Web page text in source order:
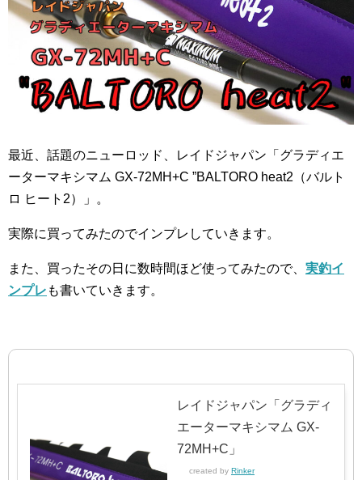
最近、話題のニューロッド、レイドジャパン「グラディエ
ーターマキシマム GX-72MH+C ”BALTORO heat2（バルト
ロ ヒート2）」。
実際に買ってみたのでインプレしていきます。
また、買ったその日に数時間ほど使ってみたので、 実釣イ
ンプレ も書いていきます。
レイドジャパン「グラディ
エーターマキシマム GX-
72MH+C」
created by Rinker